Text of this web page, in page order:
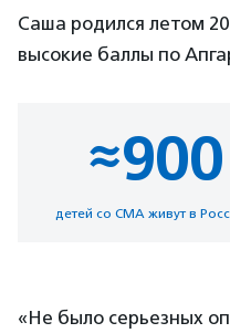
Саша родился летом
высокие баллы по
≈900
детей со СМА живут в
«Не было серьезных